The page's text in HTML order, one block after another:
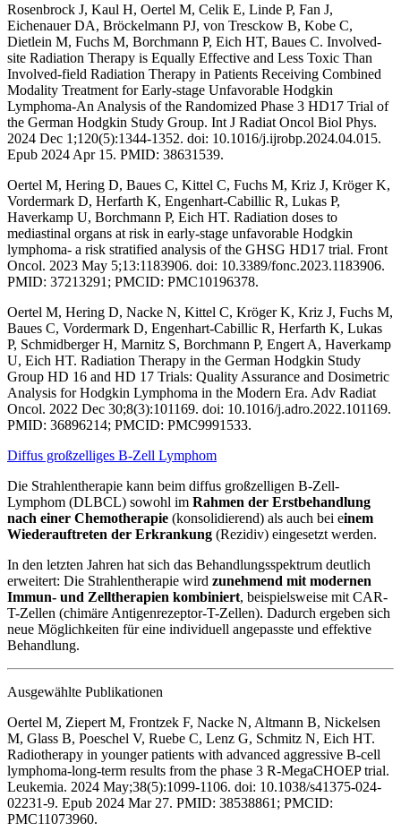
Rosenbrock J, Kaul H, Oertel M, Celik E, Linde P, Fan J,
Eichenauer DA, Bröckelmann PJ, von Tresckow B, Kobe C,
Dietlein M, Fuchs M, Borchmann P, Eich HT, Baues C. Involved-
site Radiation Therapy is Equally Effective and Less Toxic Than
Involved-field Radiation Therapy in Patients Receiving Combined
Modality Treatment for Early-stage Unfavorable Hodgkin
Lymphoma-An Analysis of the Randomized Phase 3 HD17 Trial of
the German Hodgkin Study Group. Int J Radiat Oncol Biol Phys.
2024 Dec 1;120(5):1344-1352. doi: 10.1016/j.ijrobp.2024.04.015.
Epub 2024 Apr 15. PMID: 38631539.
Oertel M, Hering D, Baues C, Kittel C, Fuchs M, Kriz J, Kröger K,
Vordermark D, Herfarth K, Engenhart-Cabillic R, Lukas P,
Haverkamp U, Borchmann P, Eich HT. Radiation doses to
mediastinal organs at risk in early-stage unfavorable Hodgkin
lymphoma- a risk stratified analysis of the GHSG HD17 trial. Front
Oncol. 2023 May 5;13:1183906. doi: 10.3389/fonc.2023.1183906.
PMID: 37213291; PMCID: PMC10196378.
Oertel M, Hering D, Nacke N, Kittel C, Kröger K, Kriz J, Fuchs M,
Baues C, Vordermark D, Engenhart-Cabillic R, Herfarth K, Lukas
P, Schmidberger H, Marnitz S, Borchmann P, Engert A, Haverkamp
U, Eich HT. Radiation Therapy in the German Hodgkin Study
Group HD 16 and HD 17 Trials: Quality Assurance and Dosimetric
Analysis for Hodgkin Lymphoma in the Modern Era. Adv Radiat
Oncol. 2022 Dec 30;8(3):101169. doi: 10.1016/j.adro.2022.101169.
PMID: 36896214; PMCID: PMC9991533.
Diffus großzelliges B-Zell Lymphom
Die Strahlentherapie kann beim diffus großzelligen B-Zell-
Lymphom (DLBCL) sowohl im Rahmen der Erstbehandlung
nach einer Chemotherapie (konsolidierend) als auch bei einem
Wiederauftreten der Erkrankung (Rezidiv) eingesetzt werden.
In den letzten Jahren hat sich das Behandlungsspektrum deutlich
erweitert: Die Strahlentherapie wird zunehmend mit modernen
Immun- und Zelltherapien kombiniert, beispielsweise mit CAR-
T-Zellen (chimäre Antigenrezeptor-T-Zellen). Dadurch ergeben sich
neue Möglichkeiten für eine individuell angepasste und effektive
Behandlung.
Ausgewählte Publikationen
Oertel M, Ziepert M, Frontzek F, Nacke N, Altmann B, Nickelsen
M, Glass B, Poeschel V, Ruebe C, Lenz G, Schmitz N, Eich HT.
Radiotherapy in younger patients with advanced aggressive B-cell
lymphoma-long-term results from the phase 3 R-MegaCHOEP trial.
Leukemia. 2024 May;38(5):1099-1106. doi: 10.1038/s41375-024-
02231-9. Epub 2024 Mar 27. PMID: 38538861; PMCID:
PMC11073960.